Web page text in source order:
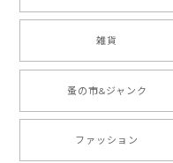
雑貨
蚤の市&ジャンク
ファッション